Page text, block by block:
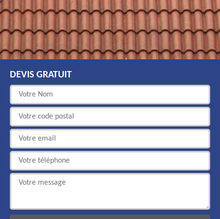
DEVIS GRATUIT